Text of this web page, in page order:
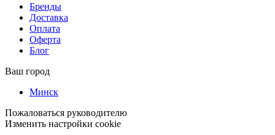
Бренды
Доставка
Оплата
Оферта
Блог
Ваш город
Минск
Пожаловаться руководителю
Изменить настройки cookie